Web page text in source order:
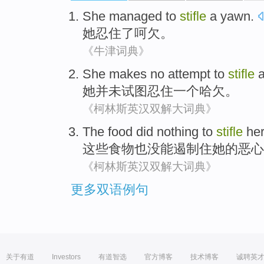
She managed to stifle a yawn.
她忍住了呵欠。
《牛津词典》
She makes no attempt to stifle
她并未试图忍住一个哈欠 。
《柯林斯英汉双解大词典》
The food did nothing to stifle her
这些食物也没能遏制住她的恶
《柯林斯英汉双解大词典》
更多双语例句
关于有道 Investors 有道智选 官方博客 技术博客 诚聘英才